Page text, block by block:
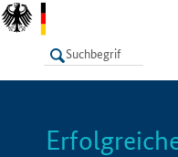
LISTE